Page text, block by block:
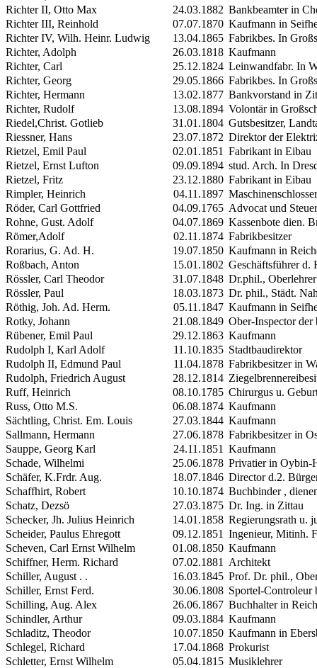
RichterII, Otto Max 24.03.1882 Bankbeamter in
RichterIII, Reinhold 07.07.1870 Kaufmann in
RichterIV, Wilh. Heinr. Ludwig 13.04.1865 Fabrikbes. In
Richter, Adolph
26.03.1818 Kaufmann
Richter, Carl
25.12.1824 Leinwandfabr. In
Richter, Georg
29.05.1866 Fabrikbes. In
Richter, Hermann
13.02.1877 Bankvorstand in
Richter, Rudolf
13.08.1894 Volontär in
Riedel,Christ. Gotlieb
31.01.1804 Gutsbesitzer,
Riessner, Hans
23.07.1872 Direktor der
Rietzel, Emil Paul
02.01.1851 Fabrikant in Eibau
Rietzel, Ernst Lufton 09.09.1894 stud. Arch. In
Rietzel, Fritz
23.12.1880 Fabrikant in Eibau
Rimpler, Heinrich
04.11.1897
Röder, Carl Gottfried
04.09.1765 Advocat und
Rohne, Gust. Adolf
04.07.1869 Kassenbote dien.
Römer,Adolf
02.11.1874 Fabrikbesitzer
Rorarius, G. Ad. H.
19.07.1850 Kaufmann in
Roßbach, Anton 15.01.1802 Geschäftsführer
Rössler, Carl Theodor
31.07.1848 Dr.phil.,
Rössler, Paul
18.03.1873 Dr. phil., Städt.
Röthig, Joh. Ad. Herm.
05.11.1847 Kaufmann in
Rotky, Johann
21.08.1849 Ober-Inspector
Rübener, Emil Paul
29.12.1863 Kaufmann
Rudolph I, Karl Adolf 11.10.1835 Stadtbaudirektor
Rudolph II, Edmund Paul 11.04.1878 Fabrikbesitzer in
Rudolph, Friedrich August
28.12.1814
Ruff, Heinrich
08.10.1785 Chirurgus u.
Russ, Otto M.S. 06.08.1874 Kaufmann
Sächtling, Christ. Em. Louis
27.03.1844 Kaufmann
Sallmann, Hermann
27.06.1878 Fabrikbesitzer in
Sauppe, Georg Karl
24.11.1851 Kaufmann
Schade, Wilhelmi
25.06.1878 Privatier in Oybin-
Schäfer, K.Frdr. Aug.
18.07.1846 Director d.2.
Schaffhirt, Robert
10.10.1874 Buchbinder ,
Schatz, Dezsö
27.03.1875 Dr. Ing. in Zittau
Schecker, Jh. Julius Heinrich
14.01.1858 Regierungsrath u.
Scheider, Paulus Ehregott
09.12.1851 Ingenieur, Mitinh.
Scheven, Carl Ernst Wilhelm
01.08.1850 Kaufmann
Schiffner, Herm. Richard
07.02.1881
Architekt
Schiller, August . .
16.03.1845 Prof. Dr. phil.,
Schiller, Ernst Ferd.
30.06.1808 Sportel-Controleur
Schilling, Aug. Alex
26.06.1867 Buchhalter in
Schindler, Arthur
09.03.1884 Kaufmann
Schladitz, Theodor
10.07.1850 Kaufmann in
Schlegel, Richard
17.04.1868 Prokurist
Schletter, Ernst Wilhelm
05.04.1815 Musiklehrer